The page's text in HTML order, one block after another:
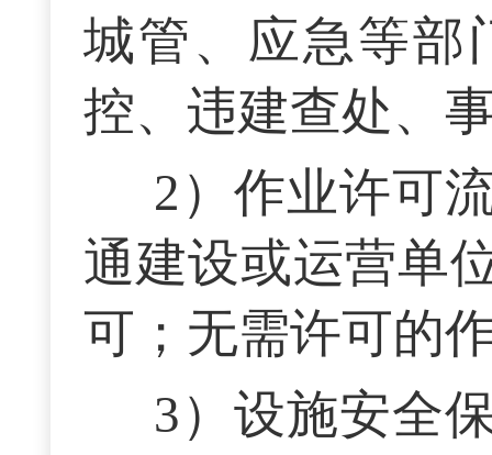
城管、应急等部
控、违建查处、
2）作业许可
通建设或运营单
可；无需许可的
3）设施安全